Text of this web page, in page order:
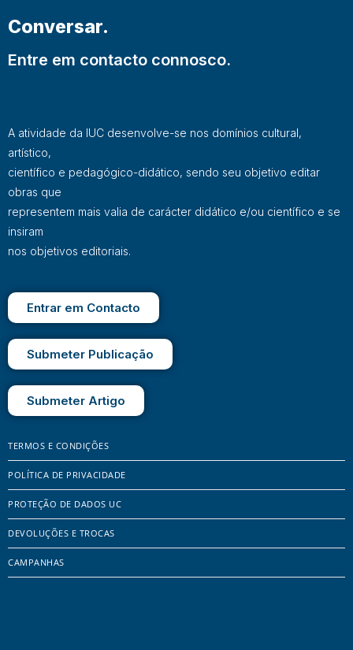
Conversar.
Entre em contacto connosco.
A atividade da IUC desenvolve-se nos domínios cultural,
artístico,
científico e pedagógico-didático, sendo seu objetivo editar
obras que
representem mais valia de carácter didático e/ou científico e se
insiram
nos objetivos editoriais.
Entrar em Contacto
Submeter Publicação
Submeter Artigo
TERMOS E CONDIÇÕES
POLÍTICA DE PRIVACIDADE
PROTEÇÃO DE DADOS UC
DEVOLUÇÕES E TROCAS
CAMPANHAS